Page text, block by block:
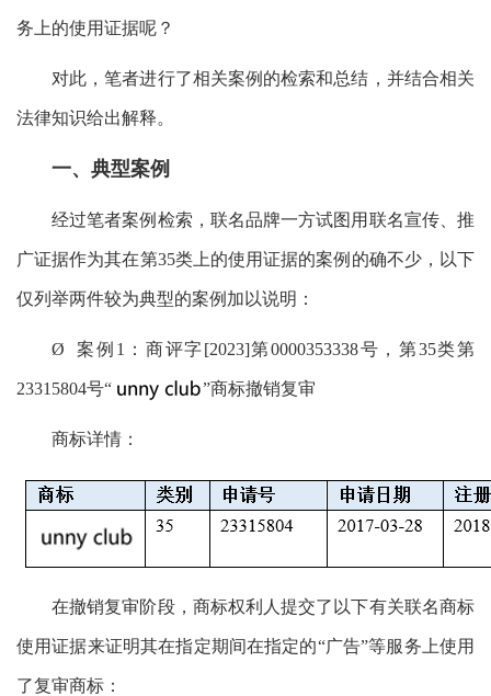
务上的使用证据呢？
对此，笔者进行了相关案例的检索和总结，并结合相关
法律知识给出解释。
一、典型案例
经过笔者案例检索，联名品牌一方试图用联名宣传、推
广证据作为其在第35类上的使用证据的案例的确不少，以下
仅列举两件较为典型的案例加以说明：
Ø 案例1：商评字[2023]第0000353338号，第35类第
23315804号“ ”商标撤销复审
商标详情：
在撤销复审阶段，商标权利人提交了以下有关联名商标
使用证据来证明其在指定期间在指定的“广告”等服务上使用
了复审商标：